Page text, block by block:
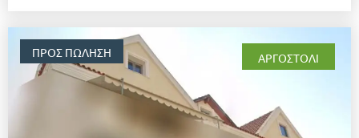
ΠΡΟΣ ΠΏΛΗΣΗ ΑΡΓΟΣΤΌΛΙ